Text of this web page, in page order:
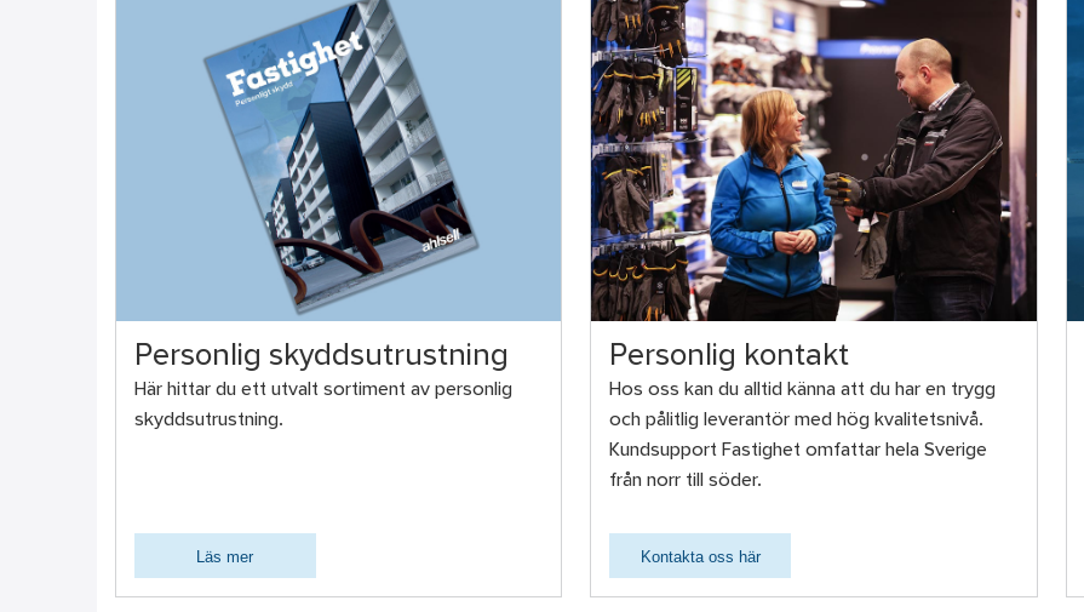
Personlig skyddsutrustning
Här hittar du ett utvalt sortiment av personlig
skyddsutrustning.
Läs mer
Personlig kontakt
Hos oss kan du alltid känna att du har en trygg
och pålitlig leverantör med hög kvalitetsnivå.
Kundsupport Fastighet omfattar hela Sverige
från norr till söder.
Kontakta oss här